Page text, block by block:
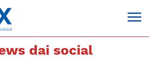
dai social